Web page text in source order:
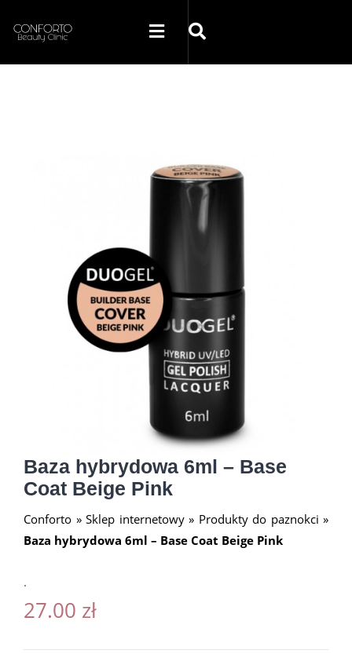
Baza hybrydowa 6ml – Base
Coat Beige Pink
Conforto » Sklep internetowy» Produkty do paznokci »
Baza hybrydowa 6ml – Base Coat Beige Pink
.
27.00 zł